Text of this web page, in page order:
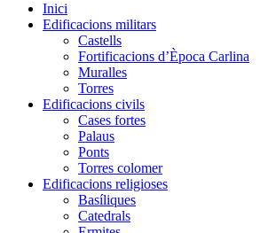
Inici
Edificacions militars
Castells
Fortificacions d’Època Carlina
Muralles
Torres
Edificacions civils
Cases fortes
Palaus
Ponts
Torres colomer
Edificacions religioses
Basíliques
Catedrals